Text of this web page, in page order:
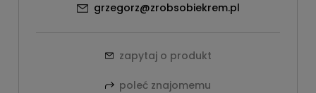
grzegorz@zrobsobiekrem.pl
zapytaj o produkt
poleć znajomemu